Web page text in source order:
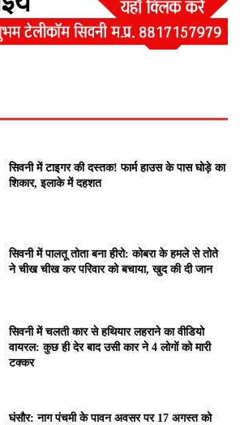
सिवनी में टाइगर की दस्तक! फार्म हाउस के पास घोड़े का
शिकार, इलाके में दहशत
सिवनी में पालतू तोता बना हीरो: कोबरा के हमले से तोते
ने चीख चीख कर परिवार को बचाया, खुद की दी जान
सिवनी में चलती कार से हथियार लहराने का वीडियो
वायरल: कुछ ही देर बाद उसी कार ने 4 लोगों को मारी
टक्कर
घंसौर: नाग पंचमी के पावन अवसर पर 17 अगस्त को